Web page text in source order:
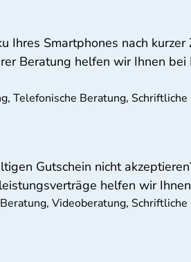
Smartphones nach
Beratung helfen wir Ihnen
Telefonische Beratung,
Gutschein nicht
helfen wir
Videoberatung,